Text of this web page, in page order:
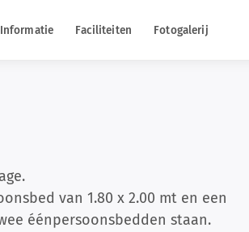
Informatie Faciliteiten Fotogalerij
van 1.80 x 2.00 mt en een
éénpersoonsbedden staan.